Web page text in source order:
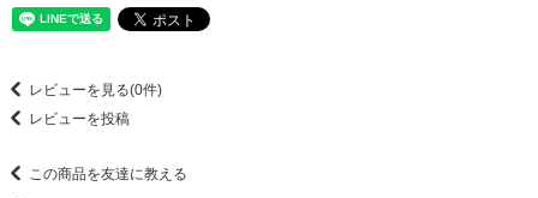
レビューを見る(0件)
レビューを投稿
この商品を友達に教える